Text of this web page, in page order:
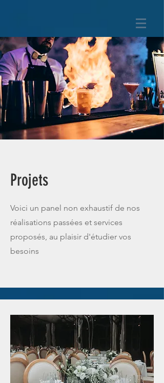
Projets
Voici un panel non exhaustif de nos
réalisations passées et services
proposés, au plaisir d'étudier vos
besoins